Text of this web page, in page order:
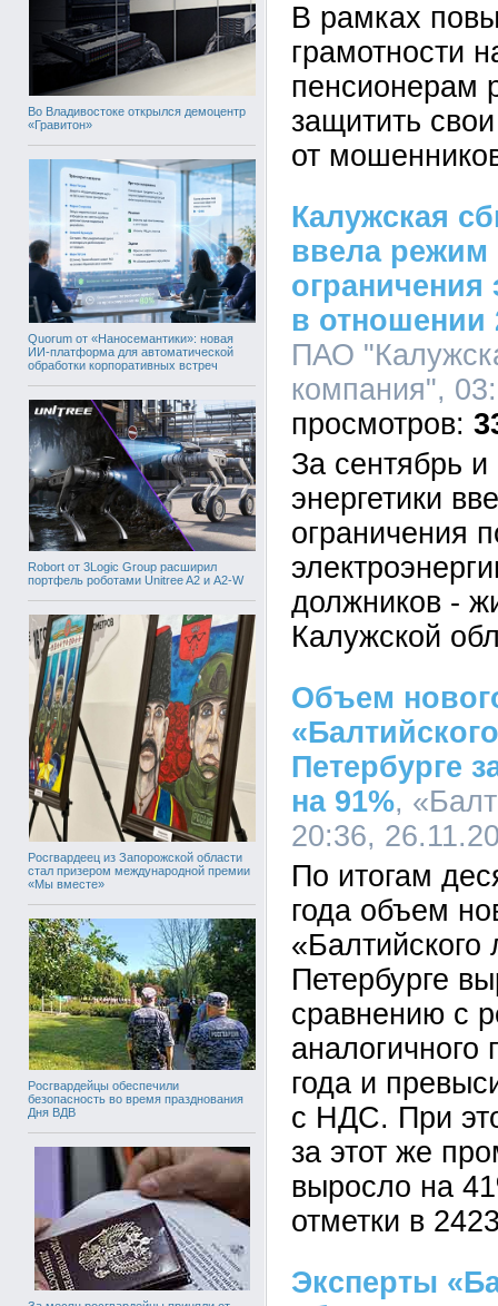
Во Владивостоке открылся демоцентр
«Гравитон»
Quorum от «Наносемантики»: новая
ИИ-платформа для автоматической
обработки корпоративных встреч
Robort от 3Logic Group расширил
портфель роботами Unitree A2 и A2-W
Росгвардеец из Запорожской области
стал призером международной премии
«Мы вместе»
Росгвардейцы обеспечили
безопасность во время празднования
Дня ВДВ
В рамках
грамотности
пенсионерам
защитить
от
Калужская
ввела режим
ограничения
в отношении
ПАО
компания",
За сентябрь и
энергетики
ограничения
должников -
Калужской
Объем
Петербурге
на 91%,
20:36,
По итогам
года объем
«Балтийского
Петербурге
сравнению с
года и
с НДС. При
за этот же
выросло на
отметки в
Эксперты